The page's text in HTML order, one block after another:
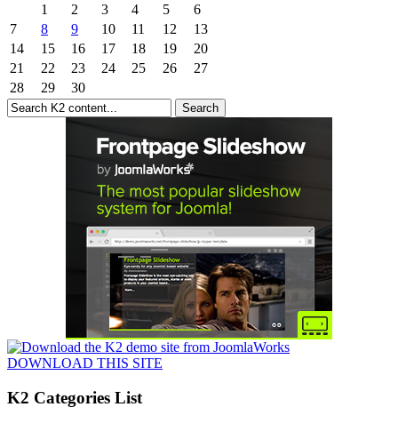
1
2 3 4 5
6
7
8 9 10 11 12
13
14
15 16 17 18 19
20
21
22 23 24 25 26
27
28
29 30
DOWNLOAD THIS SITE
K2 Categories List